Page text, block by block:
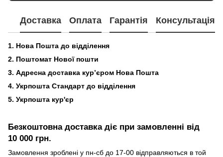
Доставка Оплата Гарантія Консультація
1. Нова Пошта до відділення
2. Поштомат Нової пошти
3. Адресна доставка кур’єром Нова Пошта
4. Укрпошта Стандарт до відділення
5. Укрпошта кур'єр
Безкоштовна доставка діє при замовленні від
10 000 грн.
Замовлення зроблені у пн-сб до 17-00 відправляються в той